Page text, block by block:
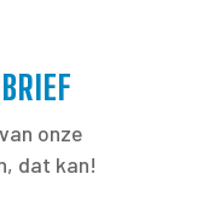
onze
dat kan!